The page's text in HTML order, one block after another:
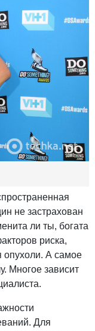
не застрахован
ли ты, богата
риска,
опухоли. А самое
Многое зависит
Для